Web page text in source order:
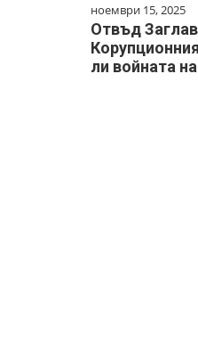
ноември 15, 2025
Отвъд
ли войната